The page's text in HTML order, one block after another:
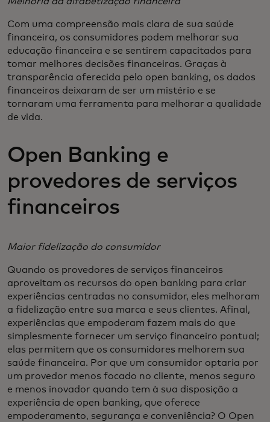
Com uma compreensão mais clara de sua saúde
financeira, os consumidores podem melhorar sua
educação financeira e se sentirem capacitados para
tomar melhores decisões financeiras. Graças à
transparência oferecida pelo open banking, os dados
financeiros deixaram de ser um mistério e se
tornaram uma ferramenta para melhorar a qualidade
de vida.
Open Banking e
provedores de serviços
financeiros
Maior fidelização do consumidor
Quando os provedores de serviços financeiros
aproveitam os recursos do open banking para criar
experiências centradas no consumidor, eles melhoram
a fidelização entre sua marca e seus clientes. Afinal,
experiências que empoderam fazem mais do que
simplesmente fornecer um serviço financeiro pontual;
elas permitem que os consumidores melhorem sua
saúde financeira. Por que um consumidor optaria por
um provedor menos focado no cliente, menos seguro
e menos inovador quando tem à sua disposição a
experiência de open banking, que oferece
empoderamento, segurança e conveniência? O Open